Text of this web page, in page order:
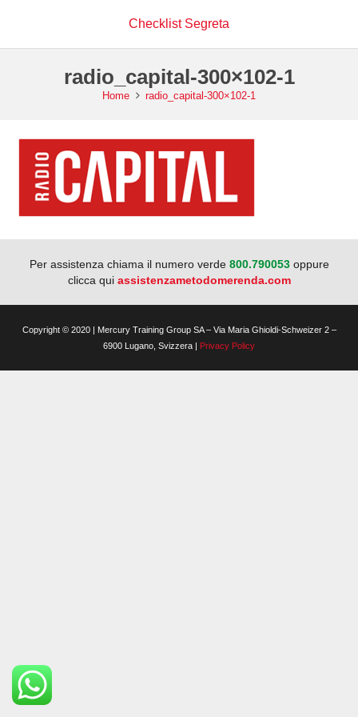
Checklist Segreta
radio_capital-300×102-1
Home radio_capital-300×102-1
Per assistenza chiama il numero verde 800.790053 oppure
clicca qui assistenzametodomerenda.com
Copyright © 2020 | Mercury Training Group SA – Via Maria Ghioldi-Schweizer 2 –
6900 Lugano, Svizzera | Privacy Policy